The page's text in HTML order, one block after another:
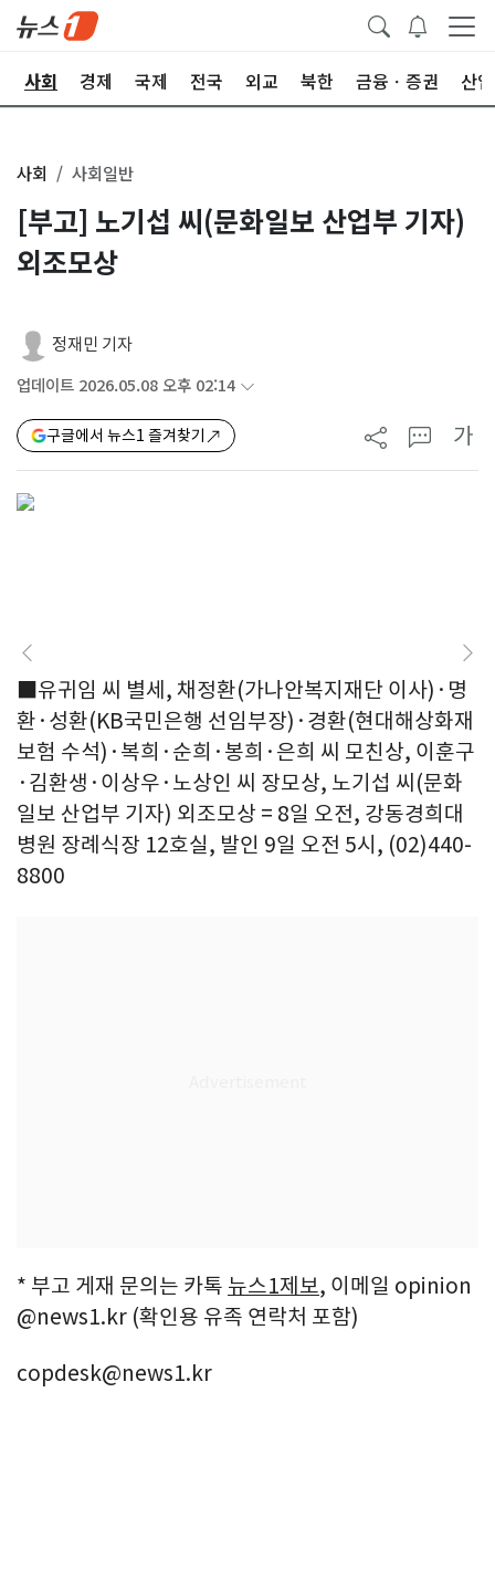
사회 경제 국제 전국 외교 북한 금융ㆍ증권 산업
사회 사회일반
[부고] 노기섭 씨(문화일보 산업부 기자)
외조모상
정재민 기자
업데이트 2026.05.08 오후 02:14
구글에서 뉴스1 즐겨찾기 가
■유귀임 씨 별세, 채정환(가나안복지재단 이사)·명
환·성환(KB국민은행 선임부장)·경환(현대해상화재
보험 수석)·복희·순희·봉희·은희 씨 모친상, 이훈구
·김환생·이상우·노상인 씨 장모상, 노기섭 씨(문화
일보 산업부 기자) 외조모상 = 8일 오전, 강동경희대
병원 장례식장 12호실, 발인 9일 오전 5시, (02)440-
8800
* 부고 게재 문의는 카톡 뉴스1제보, 이메일 opinion
@news1.kr (확인용 유족 연락처 포함)
copdesk@news1.kr